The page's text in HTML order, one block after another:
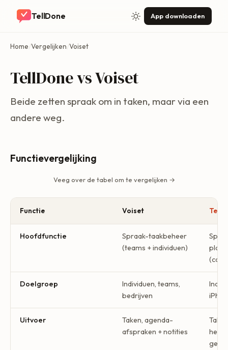
TellDone App downloaden
Home/Vergelijken/Voiset
TellDone vs Voiset
Beide zetten spraak om in taken, maar via een
andere weg.
Functievergelijking
Veeg over de tabel om te vergelijken →
Functie Voiset
Hoofdfunctie
Spraak-taakbeheer
(teams + individuen)
Doelgroep
Individuen, teams,
bedrijven
Uitvoer
Taken, agenda-
afspraken + notities